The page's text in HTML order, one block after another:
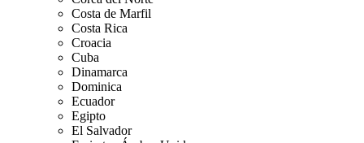
Costa de Marfil
Costa Rica
Croacia
Cuba
Dinamarca
Dominica
Ecuador
Egipto
El Salvador